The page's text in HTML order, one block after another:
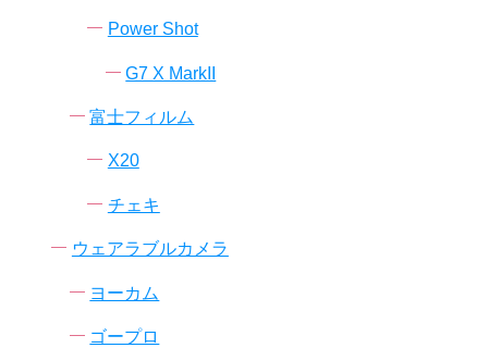
Power Shot
G7 X MarkII
富士フィルム
X20
チェキ
ウェアラブルカメラ
ヨーカム
ゴープロ